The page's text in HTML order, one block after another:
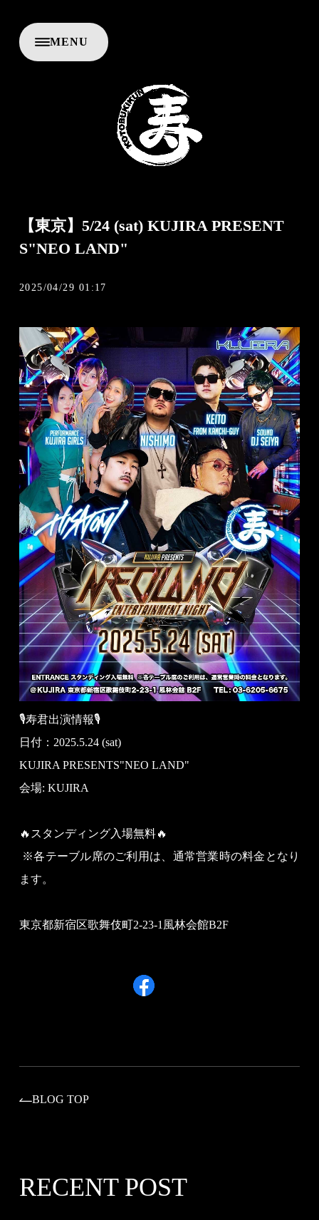
MENU
【東京】5/24 (sat) KUJIRA PRESENT
S"NEO LAND"
2025/04/29 01:17
🎙寿君出演情報🎙
日付：2025.5.24 (sat)
KUJIRA PRESENTS"NEO LAND"
会場: KUJIRA
🔥スタンディング入場無料🔥
※各テーブル席のご利用は、通常営業時の料金となり
ます。
東京都新宿区歌舞伎町2-23-1風林会館B2F
BLOG TOP
RECENT POST